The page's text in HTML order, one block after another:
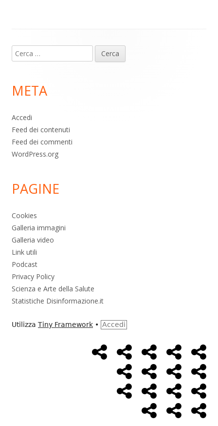
piè
pagina
Ricerca
per:
META
Accedi
Feed dei contenuti
Feed dei commenti
WordPress.org
PAGINE
Cookies
Galleria immagini
Galleria video
Link utili
Podcast
Privacy Policy
Scienza e Arte della Salute
Statistiche Disinformazione.it
Utilizza Tiny Framework • Accedi
MenùHome
Page
Alimentazione
AmbienteBambini
Cancro ControlloEconomia
FarmaciMassoneriaNWO
Salute Storia